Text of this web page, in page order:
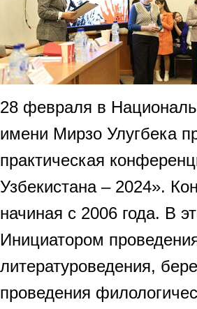
28 февраля в
имени Мирзо Улугбека
практическая
Узбекистана – 2024».
начиная с 2006 года. В
Инициатором
литературоведения,
проведения